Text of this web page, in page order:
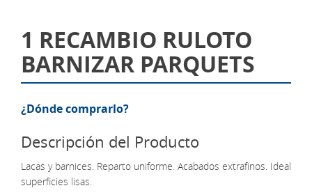
1 RECAMBIO RULOTO
BARNIZAR PARQUETS
¿Dónde comprarlo?
Descripción del Producto
Lacas y barnices. Reparto uniforme. Acabados extrafinos. Ideal
superficies lisas.